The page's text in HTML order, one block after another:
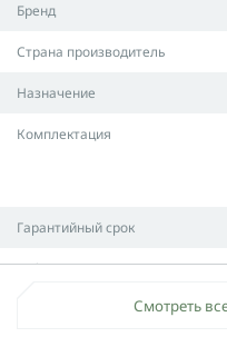
Магнитная основа
металлической
бояться дождя и грязи.
Фонарь работает как на
ёмкостью 1200 мАч),
повышая удобство
Яркость:300 Лм
Li-ion 18650
Бренд
Страна производитель
Назначение
Комплектация
Гарантийный срок
Габариты (мм)
Смотреть